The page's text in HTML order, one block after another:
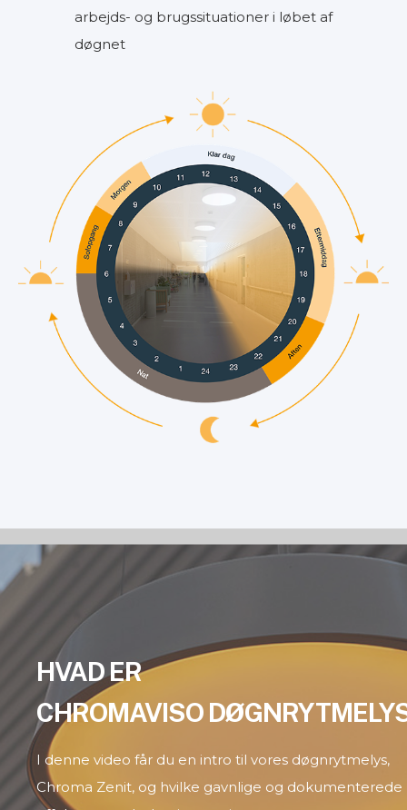
arbejds- og brugssituationer i løbet af
døgnet
HVAD ER
CHROMAVISO
I denne video får du en intro til vores døgnrytmelys,
Chroma Zenit, og hvilke gavnlige og dokumenterede